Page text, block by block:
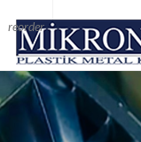
reorder